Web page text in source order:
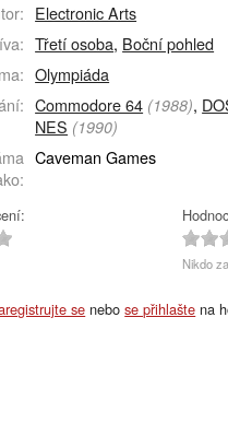
Electronic Arts
Třetí osoba, Boční pohled
Olympiáda
Commodore 64 (1988),
NES (1990)
Caveman Games
Nikdo
se nebose přihlašte na